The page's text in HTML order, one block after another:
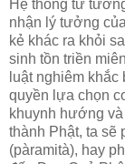
Hệ thống tư
nhận lý tưởng
kẻ khác ra khỏi
sinh tồn triền
luật nghiêm
quyền lựa chọn
khuynh hướng
thành Phật, ta sẽ
(pàramità), hay